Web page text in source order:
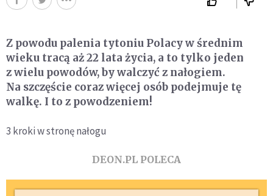
Z powodu palenia tytoniu Polacy w średnim
wieku tracą aż 22 lata życia, a to tylko jeden
z wielu powodów, by walczyć z nałogiem.
Na szczęście coraz więcej osób podejmuje tę
walkę. I to z powodzeniem!
3 kroki w stronę nałogu
DEON.PL POLECA